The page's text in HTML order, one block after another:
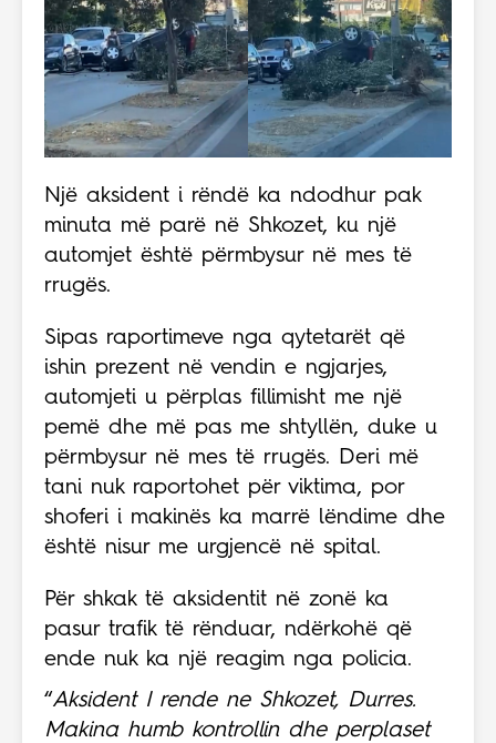
Një aksident i rëndë ka ndodhur pak
minuta më parë në Shkozet, ku një
automjet është përmbysur në mes të
rrugës.
Sipas raportimeve nga qytetarët që
ishin prezent në vendin e ngjarjes,
automjeti u përplas fillimisht me një
pemë dhe më pas me shtyllën, duke u
përmbysur në mes të rrugës. Deri më
tani nuk raportohet për viktima, por
shoferi i makinës ka marrë lëndime dhe
është nisur me urgjencë në spital.
Për shkak të aksidentit në zonë ka
pasur trafik të rënduar, ndërkohë që
ende nuk ka një reagim nga policia.
“Aksident I rende ne Shkozet, Durres.
Makina humb kontrollin dhe perplaset